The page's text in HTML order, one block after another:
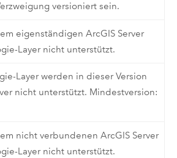
versioniert sein.
eigenständigen ArcGIS Server
Layer nicht unterstützt.
Layer werden in dieser Version
nicht unterstützt. Mindestversion:
nicht verbundenen ArcGIS Server
Layer nicht unterstützt.